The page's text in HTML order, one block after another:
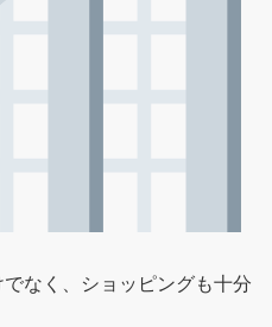
なく、ショッピングも十分